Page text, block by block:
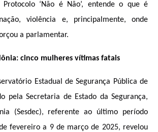
‘Não é Não’, entende o que é
violência e, principalmente, onde
a parlamentar.
cinco mulheres vítimas fatais
Estadual de Segurança Pública de
pela Secretaria de Estado da Segurança,
(Sesdec), referente ao último período
fevereiro a 9 de março de 2025, revelou